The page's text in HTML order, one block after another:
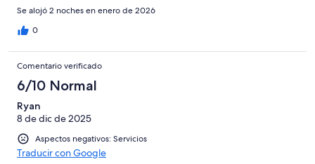
Se alojó 2 noches en enero de 2026
0
Comentario verificado
6/10 Normal
Ryan
8 de dic de 2025
Aspectos negativos: Servicios
Traducir con Google